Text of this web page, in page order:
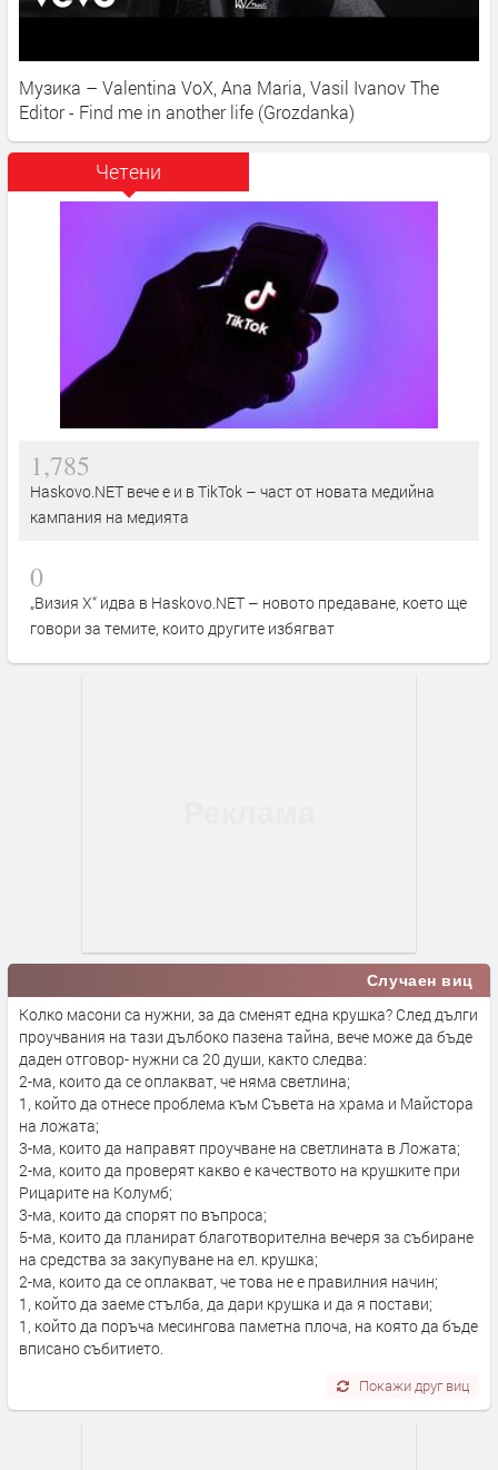
Музика – Valentina VoX, Ana Maria, Vasil Ivanov The
Editor - Find me in another life (Grozdanka)
Четени
1,785
Haskovo.NET вече е и в TikTok – част от новата медийна
кампания на медията
0
„Визия Х“ идва в Haskovo.NET – новото предаване, което ще
говори за темите, които другите избягват
Случаен виц
Колко масони са нужни, за да сменят една крушка? След дълги
проучвания на тази дълбоко пазена тайна, вече може да бъде
даден отговор- нужни са 20 души, както следва:
2-ма, които да се оплакват, че няма светлина;
1, който да отнесе проблема към Съвета на храма и Майстора
на ложата;
3-ма, които да направят проучване на светлината в Ложата;
2-ма, които да проверят какво е качеството на крушките при
Рицарите на Колумб;
3-ма, които да спорят по въпроса;
5-ма, които да планират благотворителна вечеря за събиране
на средства за закупуване на ел. крушка;
2-ма, които да се оплакват, че това не е правилния начин;
1, който да заеме стълба, да дари крушка и да я постави;
1, който да поръча месингова паметна плоча, на която да бъде
вписано събитието.
Покажи друг виц